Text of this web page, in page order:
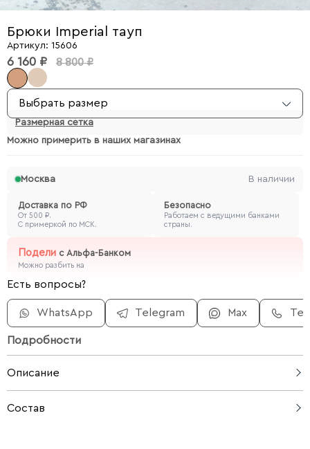
Брюки Imperial тауп
Артикул: 15606
6 160 ₽ 8 800 ₽
Выбрать размер
Размерная сетка
Можно примерить в наших магазинах
Москва В наличии
Доставка по РФ
От 500 ₽.
С примеркой по МСК.
Безопасно
Работаем с ведущими банками
страны.
Подели с Альфа-Банком
Можно разбить на
Есть вопросы?
WhatsApp Telegram Max
Подробности
Описание
Удобные брюки из мягкого модала с добавлением
Состав